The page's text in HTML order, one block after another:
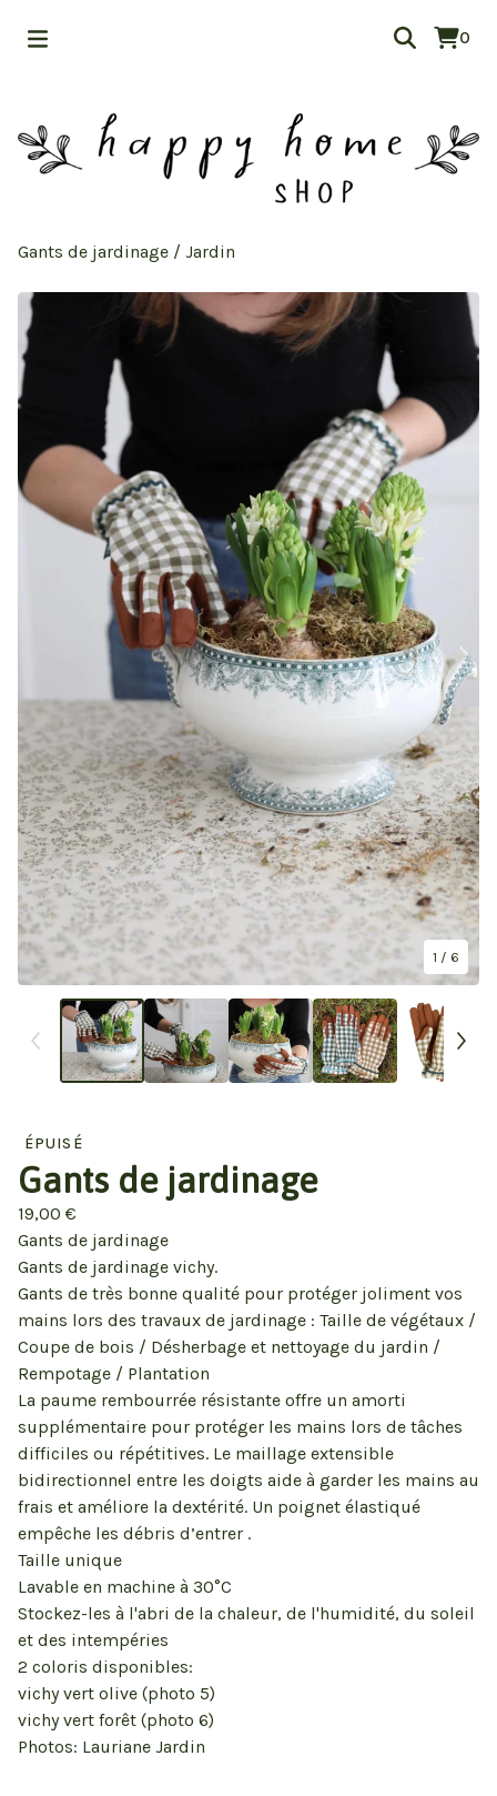
0
Gants de jardinage / Jardin
1 / 6
ÉPUISÉ
Gants de jardinage
19,00 €
Gants de jardinage
Gants de jardinage vichy.
Gants de très bonne qualité pour protéger joliment vos
mains lors des travaux de jardinage : Taille de végétaux /
Coupe de bois / Désherbage et nettoyage du jardin /
Rempotage / Plantation
La paume rembourrée résistante offre un amorti
supplémentaire pour protéger les mains lors de tâches
difficiles ou répétitives. Le maillage extensible
bidirectionnel entre les doigts aide à garder les mains au
frais et améliore la dextérité. Un poignet élastiqué
empêche les débris d’entrer .
Taille unique
Lavable en machine à 30°C
Stockez-les à l'abri de la chaleur, de l'humidité, du soleil
et des intempéries
2 coloris disponibles:
vichy vert olive (photo 5)
vichy vert forêt (photo 6)
Photos: Lauriane Jardin